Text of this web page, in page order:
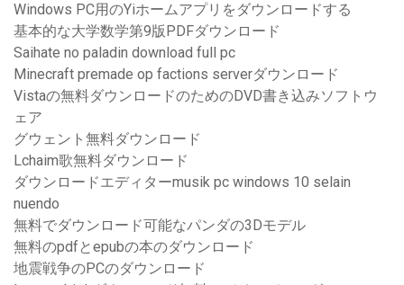
Windows PC用のYiホームアプリをダウンロードする
基本的な大学数学第9版PDFダウンロード
Saihate no paladin download full pc
Minecraft premade op factions serverダウンロード
Vistaの無料ダウンロードのためのDVD書き込みソフトウ
ェア
グウェント無料ダウンロード
Lchaim歌無料ダウンロード
ダウンロードエディターmusik pc windows 10 selain
nuendo
無料でダウンロード可能なパンダの3Dモデル
無料のpdfとepubの本のダウンロード
地震戦争のPCのダウンロード